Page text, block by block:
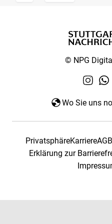
© NPG
Wo Sie uns
PrivatsphäreKarriereAGB
Erklärung zur